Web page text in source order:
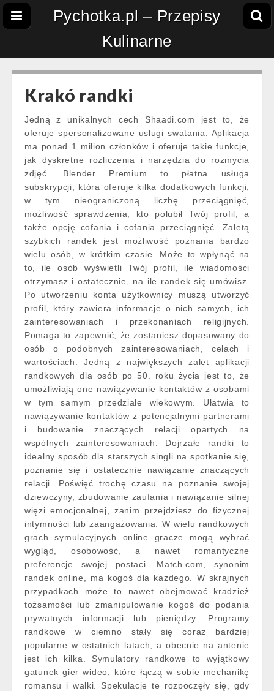
Pychotka.pl – Przepisy
Kulinarne
Krakó randki
Jedną z unikalnych cech Shaadi.com jest to, że
oferuje spersonalizowane usługi swatania. Aplikacja
ma ponad 1 milion członków i oferuje takie funkcje,
jak dyskretne rozliczenia i narzędzia do rozmycia
zdjęć. Blender Premium to płatna usługa
subskrypcji, która oferuje kilka dodatkowych funkcji,
w tym nieograniczoną liczbę przeciągnięć,
możliwość sprawdzenia, kto polubił Twój profil, a
także opcję cofania i cofania przeciągnięć. Zaletą
szybkich randek jest możliwość poznania bardzo
wielu osób, w krótkim czasie. Może to wpłynąć na
to, ile osób wyświetli Twój profil, ile wiadomości
otrzymasz i ostatecznie, na ile randek się umówisz.
Po utworzeniu konta użytkownicy muszą utworzyć
profil, który zawiera informacje o nich samych, ich
zainteresowaniach i przekonaniach religijnych.
Pomaga to zapewnić, że zostaniesz dopasowany do
osób o podobnych zainteresowaniach, celach i
wartościach. Jedną z największych zalet aplikacji
randkowych dla osób po 50. roku życia jest to, że
umożliwiają one nawiązywanie kontaktów z osobami
w tym samym przedziale wiekowym. Ułatwia to
nawiązywanie kontaktów z potencjalnymi partnerami
i budowanie znaczących relacji opartych na
wspólnych zainteresowaniach. Dojrzałe randki to
idealny sposób dla starszych singli na spotkanie się,
poznanie się i ostatecznie nawiązanie znaczących
relacji. Poświęć trochę czasu na poznanie swojej
dziewczyny, zbudowanie zaufania i nawiązanie silnej
więzi emocjonalnej, zanim przejdziesz do fizycznej
intymności lub zaangażowania. W wielu randkowych
grach symulacyjnych online gracze mogą wybrać
wygląd, osobowość, a nawet romantyczne
preferencje swojej postaci. Match.com, synonim
randek online, ma kogoś dla każdego. W skrajnych
przypadkach może to nawet obejmować kradzież
tożsamości lub zmanipulowanie kogoś do podania
prywatnych informacji lub pieniędzy. Programy
randkowe w ciemno stały się coraz bardziej
popularne w ostatnich latach, a obecnie na antenie
jest ich kilka. Symulatory randkowe to wyjątkowy
gatunek gier wideo, które łączą w sobie mechanikę
romansu i walki. Spekulacje te rozpoczęły się, gdy